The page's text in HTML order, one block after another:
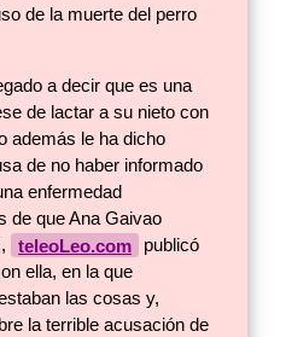
de la muerte del perro
a decir que es una
de lactar a su nieto con
además le ha dicho
de no haber informado
enfermedad
de que Ana Gaivao
teleoLeo.com
publicó
ella, en la que
las cosas y,
la terrible acusación de